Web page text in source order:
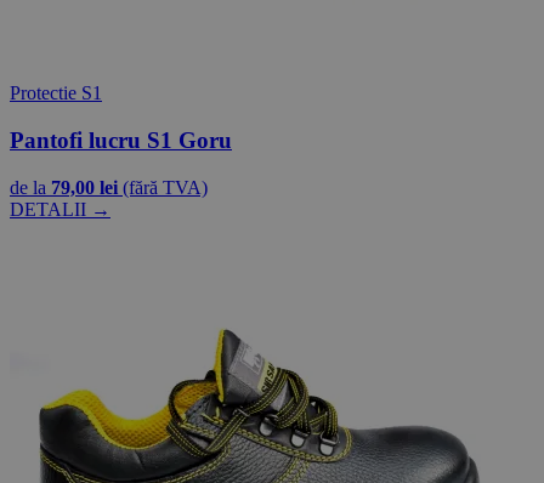
Protectie S1
Pantofi lucru S1 Goru
de la 79,00 lei (fără TVA)
DETALII →